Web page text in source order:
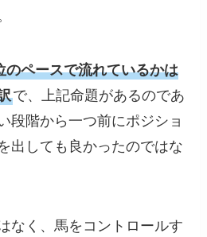
のペースで流れているかは
で、上記命題があるのであ
段階から一つ前にポジショ
出しても良かったのではな
なく、馬をコントロールす